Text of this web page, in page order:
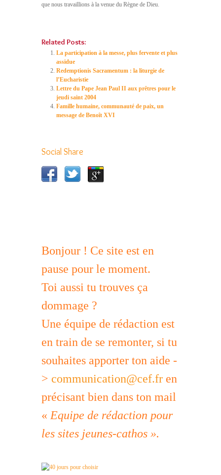
que nous travaillions à la venue du Règne de Dieu.
Related Posts:
La participation à la messe, plus fervente et plus
assidue
Redemptionis Sacramentum : la liturgie de
l’Eucharistie
Lettre du Pape Jean Paul II aux prêtres pour le
jeudi saint 2004
Famille humaine, communauté de paix, un
message de Benoît XVI
Social Share
Bonjour ! Ce site est en
pause pour le moment.
Toi aussi tu trouves ça
dommage ?
Une équipe de rédaction est
en train de se remonter, si tu
souhaites apporter ton aide -
> communication@cef.fr en
précisant bien dans ton mail
« Equipe de rédaction pour
les sites jeunes-cathos ».